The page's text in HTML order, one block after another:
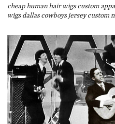
cheap human hair wigs custom
wigs dallas cowboys jersey custom